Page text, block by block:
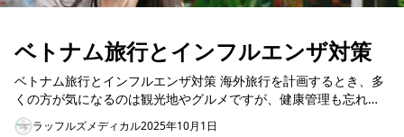
ベトナム旅行とインフルエンザ対策
ベトナム旅行とインフルエンザ対策 海外旅行を計画するとき、多
くの方が気になるのは観光地やグルメですが、健康管理も忘れて
はいけません。特に、ホーチミンをはじめとするベ...
ラッフルズメディカル2025年10月1日